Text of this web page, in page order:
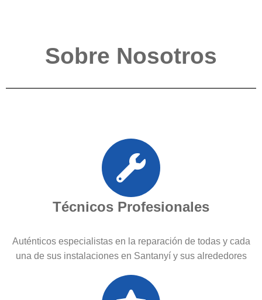
Sobre Nosotros
Técnicos Profesionales
Auténticos especialistas en la reparación de todas y cada
una de sus instalaciones en Santanyí y sus alrededores